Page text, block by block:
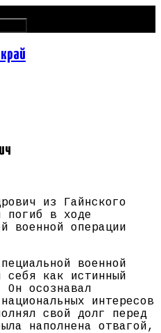
из Гайнского
погиб в ходе
военной операции
военной
себя как истинный
Он осознавал
интересов
свой долг перед
наполнена отвагой,